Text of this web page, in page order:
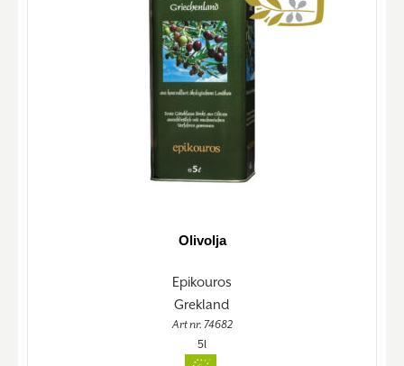
Olivolja
Epikouros
Grekland
Art nr. 74682
5l